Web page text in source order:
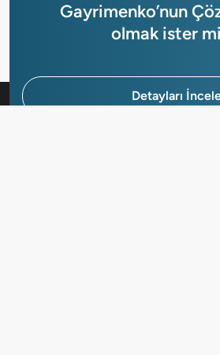
Gayrimenko’nun
olmak ister
Detayları